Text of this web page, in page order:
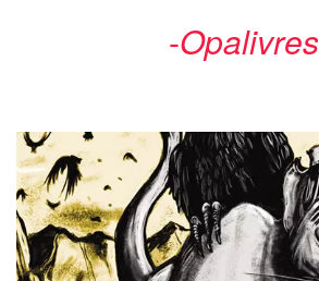
-Opalivres